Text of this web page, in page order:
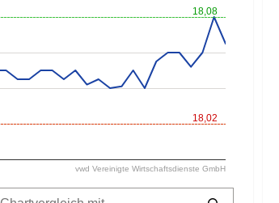
18,08
18,02
vwd Vereinigte Wirtschaftsdienste GmbH